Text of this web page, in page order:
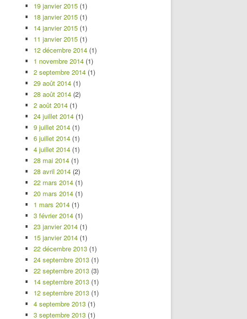
19 janvier 2015 (1)
18 janvier 2015 (1)
14 janvier 2015 (1)
11 janvier 2015 (1)
12 décembre 2014 (1)
1 novembre 2014 (1)
2 septembre 2014 (1)
29 août 2014 (1)
28 août 2014 (2)
2 août 2014 (1)
24 juillet 2014 (1)
9 juillet 2014 (1)
6 juillet 2014 (1)
4 juillet 2014 (1)
28 mai 2014 (1)
28 avril 2014 (2)
22 mars 2014 (1)
20 mars 2014 (1)
1 mars 2014 (1)
3 février 2014 (1)
23 janvier 2014 (1)
15 janvier 2014 (1)
22 décembre 2013 (1)
24 septembre 2013 (1)
22 septembre 2013 (3)
14 septembre 2013 (1)
12 septembre 2013 (1)
4 septembre 2013 (1)
3 septembre 2013 (1)